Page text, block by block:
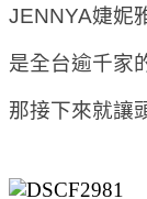
JENNYA婕妮
是全台逾千家
那接下來就讓